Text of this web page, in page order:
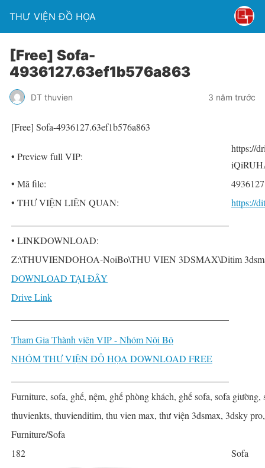
THƯ VIỆN ĐỒ HỌA
[Free] Sofa-
4936127.63ef1b576a863
DT thuvien 3 năm trước
[Free] Sofa-4936127.63ef1b576a863
• Preview full VIP:
https://
• Mã file:
• THƯ VIỆN LIÊN QUAN:
https://
• LINKDOWNLOAD:
Z:\THUVIENDOHOA-NoiBo\THU VIEN 3DSMAX\Ditim
DOWNLOAD TẠI ĐÂY
Drive Link
Tham Gia Thành viên VIP - Nhóm Nội Bộ
NHÓM THƯ VIỆN ĐỒ HỌA DOWNLOAD FREE
Furniture, sofa, ghế, nệm, ghế phòng khách, ghế sofa, sofa giường,
thuvienkts, thuvienditim, thu vien max, thư viện 3dsmax, 3dsky
Furniture/Sofa
182
Sofa